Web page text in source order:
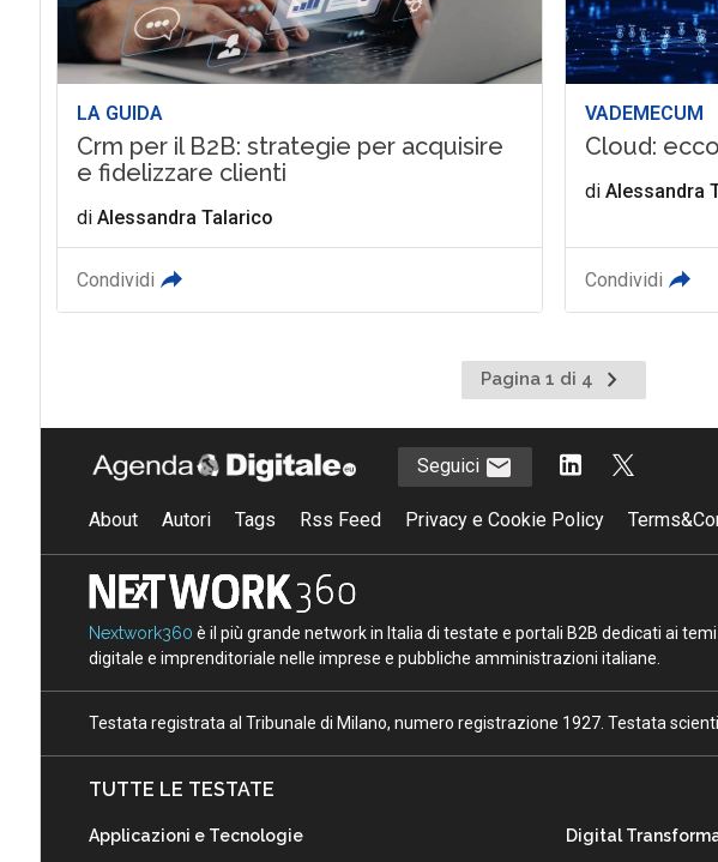
LA GUIDA
Crm per il B2B: strategie per acquisire
e fidelizzare clienti
di Alessandra Talarico
Condividi
VADEMECUM
Cloud:
diAlessandra
Condividi
Pagina 1 di 4
Pagina
successiva
Seguici
About Autori Tags Rss Feed Privacy e Cookie Policy
Nextwork360 è il più grande network in Italia di testate e portali B2B dedicati ai
digitale e imprenditoriale nelle imprese e pubbliche amministrazioni italiane.
Testata registrata al Tribunale di Milano, numero registrazione 1927. Testata
TUTTE LE TESTATE
Applicazioni e Tecnologie Digital